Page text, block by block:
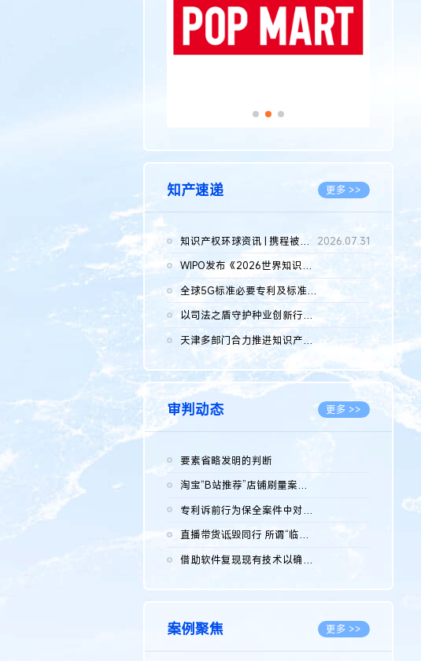
知产速递 更多 >>
知识产权环球资讯 | 携程被市监总局罚51.79亿；瑞幸泰国商标案上...
2026.07.31
WIPO发布《2026世界知识产权报告》 含报告全文
2026.05.14
全球5G标准必要专利及标准提案研究报告（2026年）全文发布
2026.05.08
以司法之盾守护种业创新行稳致远
天津多部门合力推进知识产权保护工作
审判动态 更多 >>
要素省略发明的判断
淘宝“B站推荐”店铺刷量案维持原判，两被告连带赔偿150万元
专利诉前行为保全案件中对仿制药申请人曾作出三类声明的考量及违...
直播带货诋毁同行 所谓“临场发挥”不免责
借助软件复现现有技术以确认相关参数特征是否被公开
案例聚焦 更多 >>